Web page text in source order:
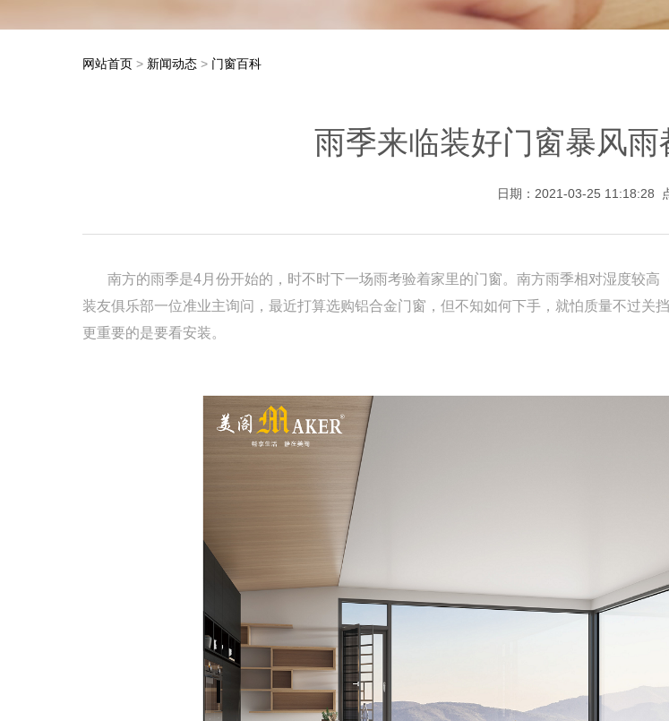
网站首页 > 新闻动态 > 门窗百科
雨季来临装好门窗暴风
日期：2021-03-25 11:18:28
南方的雨季是4月份开始的，时不时下一场雨考验着家里的门窗。南方雨季相对湿度较高
装友俱乐部一位准业主询问，最近打算选购铝合金门窗，但不知如何下手，就怕质量不过关
更重要的是要看安装。